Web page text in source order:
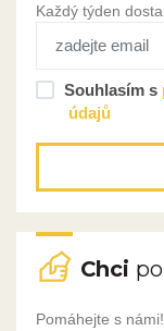
Každý týden
Souhlasím s
údajů
Chci
Pomáhejte s